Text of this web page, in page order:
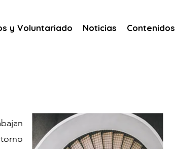
y Voluntariado Noticias Contenidos